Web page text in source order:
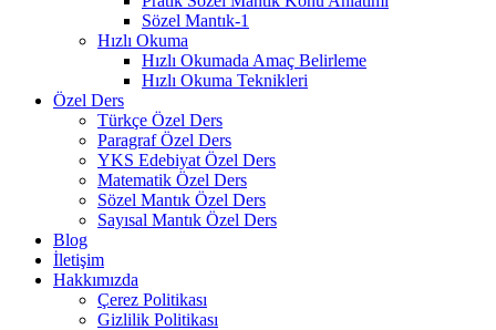
Sözel Mantık-1
Hızlı Okuma
Hızlı Okumada Amaç Belirleme
Hızlı Okuma Teknikleri
Özel Ders
Türkçe Özel Ders
Paragraf Özel Ders
YKS Edebiyat Özel Ders
Matematik Özel Ders
Sözel Mantık Özel Ders
Sayısal Mantık Özel Ders
Blog
İletişim
Hakkımızda
Çerez Politikası
Gizlilik Politikası